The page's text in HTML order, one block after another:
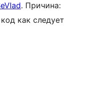
. Причина:
как следует